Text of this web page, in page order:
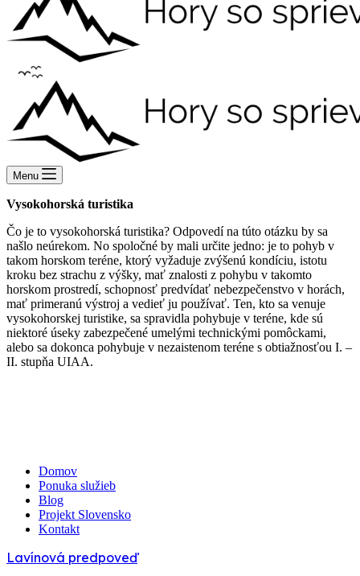
Menu
Vysokohorská turistika
Čo je to vysokohorská turistika? Odpovedí na túto otázku by sa
našlo neúrekom. No spoločné by mali určite jedno: je to pohyb v
takom horskom teréne, ktorý vyžaduje zvýšenú kondíciu, istotu
kroku bez strachu z výšky, mať znalosti z pohybu v takomto
horskom prostredí, schopnosť predvídať nebezpečenstvo v horách,
mať primeranú výstroj a vedieť ju používať. Ten, kto sa venuje
vysokohorskej turistike, sa spravidla pohybuje v teréne, kde sú
niektoré úseky zabezpečené umelými technickými pomôckami,
alebo sa dokonca pohybuje v nezaistenom teréne s obtiažnosťou I. –
II. stupňa UIAA.
Domov
Ponuka služieb
Blog
Projekt Slovensko
Kontakt
Lavínová predpoveď